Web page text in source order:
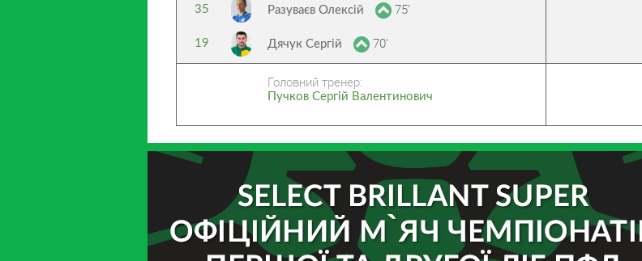
35 Разуваєв Олексій 75’
19 Дячук Сергій 70’
Головний тренер:
Пучков Сергій Валентинович